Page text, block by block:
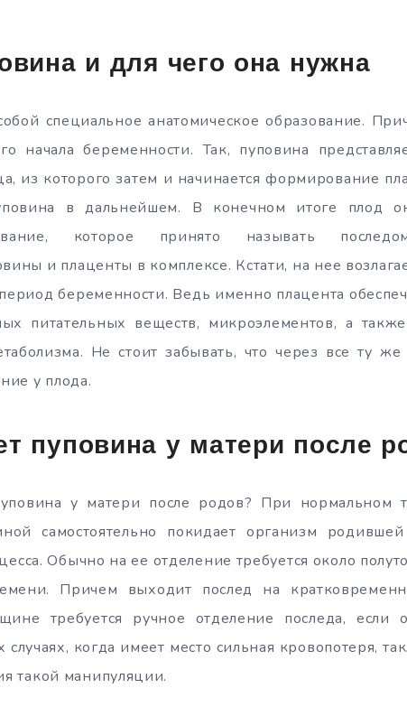
и для чего она нужна
специальное анатомическое образование.
начала беременности. Так, пуповина
из которого затем и начинается формирование
в дальнейшем. В конечном итоге плод
которое принято называть
и плаценты в комплексе. Кстати, на нее
беременности. Ведь именно плацента
питательных веществ, микроэлементов, а
Не стоит забывать, что через все ту
у плода.
пуповина у матери после
у матери после родов? При нормальном
самостоятельно покидает организм
Обычно на ее отделение требуется около
Причем выходит послед на
требуется ручное отделение последа, если
случаях, когда имеет место сильная кровопотеря,
такой манипуляции.